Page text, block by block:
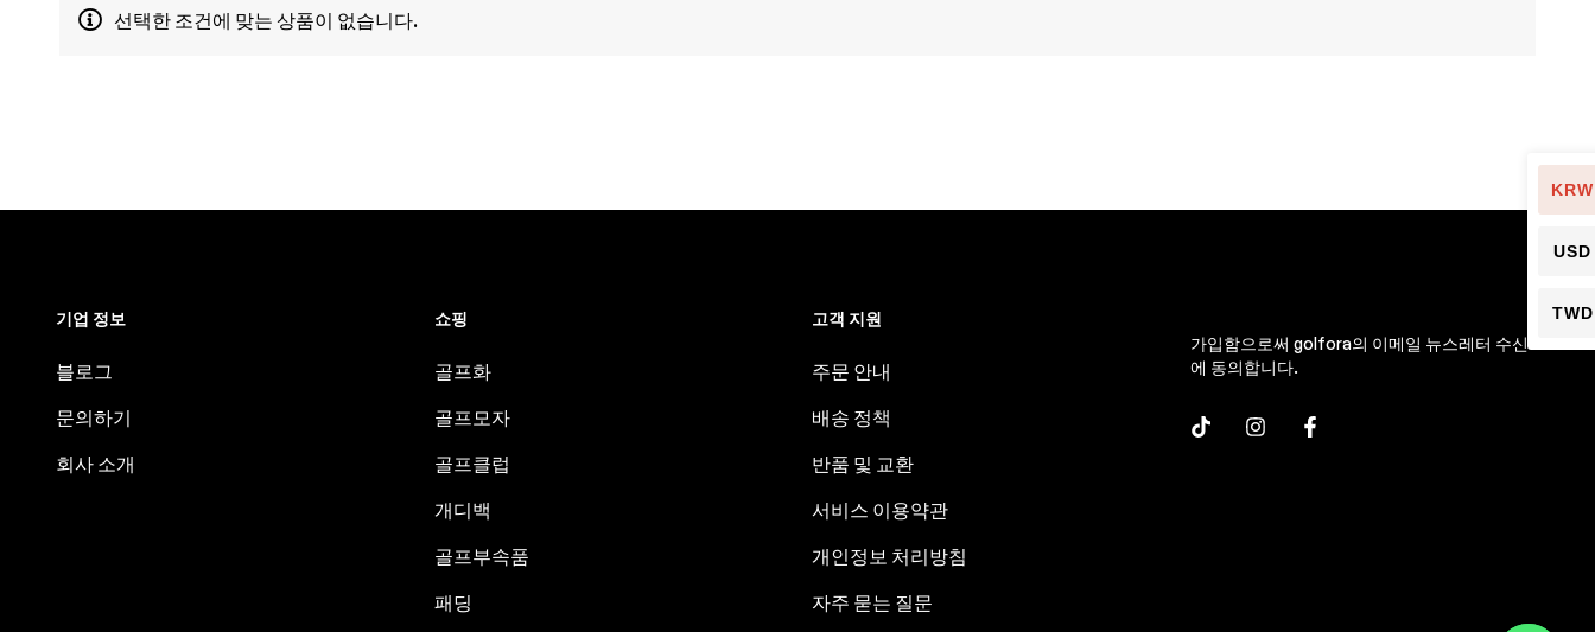
선택한 조건에 맞는 상품이 없습니다.
기업 정보
블로그
문의하기
회사 소개
쇼핑
골프화
골프모자
골프클럽
개디백
골프부속품
패딩
고객 지원
주문 안내
배송 정책
반품 및 교환
서비스 이용약관
개인정보 처리방침
자주 묻는 질문
가입함으로써 golfora의 이메일 뉴스레터 수신
에 동의합니다.
KRW
USD
TWD